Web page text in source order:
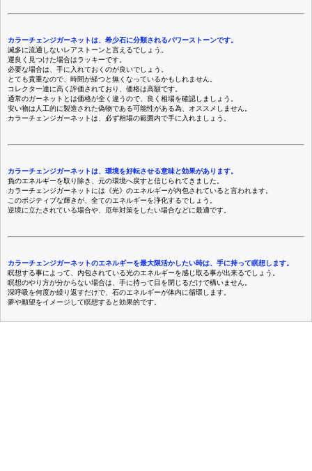
カラーチェンジガーネットは、希少石に分類されるパワーストーンです。
滅多に流通しないレアストーンと言えるでしょう。
運良く見つけた場合はラッキーです。
必要な場合は、手に入れておくのが良いでしょう。
とても貴重なので、時間が経つと無くなっているかもしれません。
コレクター達に高く評価されており、価格は高額です。
通常のガーネットとは価格が全く違うので、良く相場を確認しましょう。
安い物は人工的に製造された偽物である可能性がある為、オススメしません。
カラーチェンジガーネットは、必ず相場の範囲内で手に入れましょう。
カラーチェンジガーネットは、環境を好転させる意味と効果があります。
負のエネルギーを取り除き、元の環境へ戻すと信じられてきました。
カラーチェンジガーネットには《光》のエネルギーが内包されていると言われます。
このポジティブな輝きが、全てのエネルギーを浄化するでしょう。
逆境に立たされている場合や、厄年対策をしたい場合などに最適です。
カラーチェンジガーネットのエネルギーを最大限活かしたい時は、手に持って瞑想します。
瞑想する事によって、内包されている光のエネルギーを感じ取る事が出来るでしょう。
瞑想のやり方が分からない場合は、手に持って目を閉じるだけで構いません。
深呼吸を何度か繰り返すだけで、石のエネルギーが体内に循環します。
夢や願望をイメージして瞑想すると効果的です。